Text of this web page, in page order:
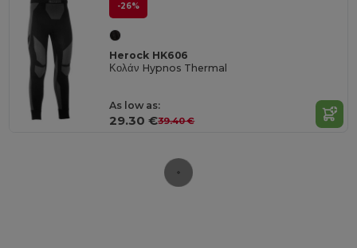
-26%
Herock HK606
Κολάν Hypnos Thermal
As low as:
29.30 €39.40 €